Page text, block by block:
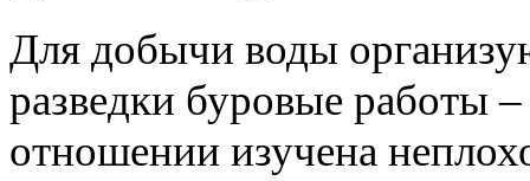
Для добычи воды
разведки буровые работы
отношении изучена